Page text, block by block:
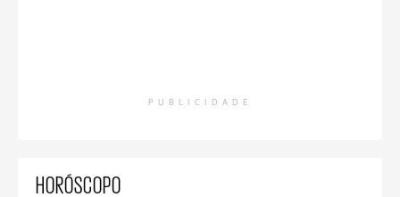
PUBLICIDADE
HORÓSCOPO